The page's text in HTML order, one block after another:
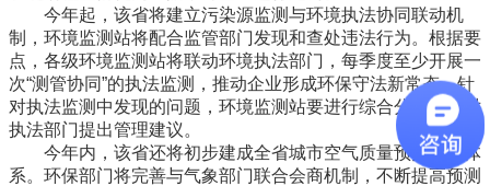
今年起，该省将建立污染源监测与环境执法协同联动机
制，环境监测站将配合监管部门发现和查处违法行为。根据要
点，各级环境监测站将联动环境执法部门，每季度至少开展一
次“测管协同”的执法监测，推动企业形成环保守法新常态。针
对执法监测中发现的问题，环境监测站要进行综合分析，并对
执法部门提出管理建议。
今年内，该省还将初步建成全省城市空气质量预报预警体
系。环保部门将完善与气象部门联合会商机制，不断提高预测